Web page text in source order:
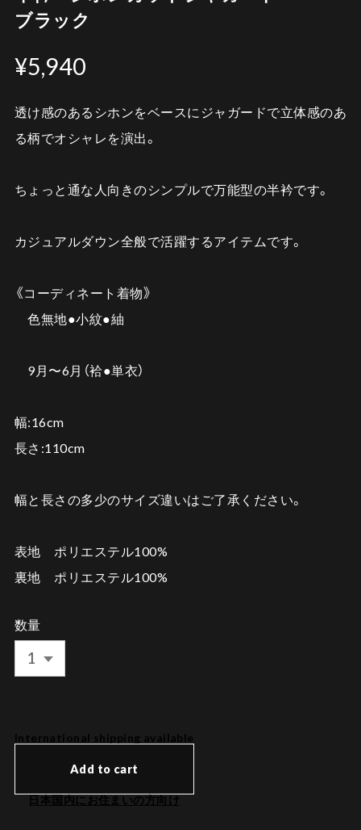
ブラック
¥5,940
透け感のあるシホンをベースにジャガードで立体感のあ
る柄でオシャレを演出。
ちょっと通な人向きのシンプルで万能型の半衿です。
カジュアルダウン全般で活躍するアイテムです。
《コーディネート着物》
色無地●小紋●紬
9月〜6月（袷●単衣）
幅:16cm
長さ:110cm
幅と長さの多少のサイズ違いはご了承ください。
表地 ポリエステル100%
裏地 ポリエステル100%
数量
International shipping available
Add to cart
日本国内にお住まいの方向け